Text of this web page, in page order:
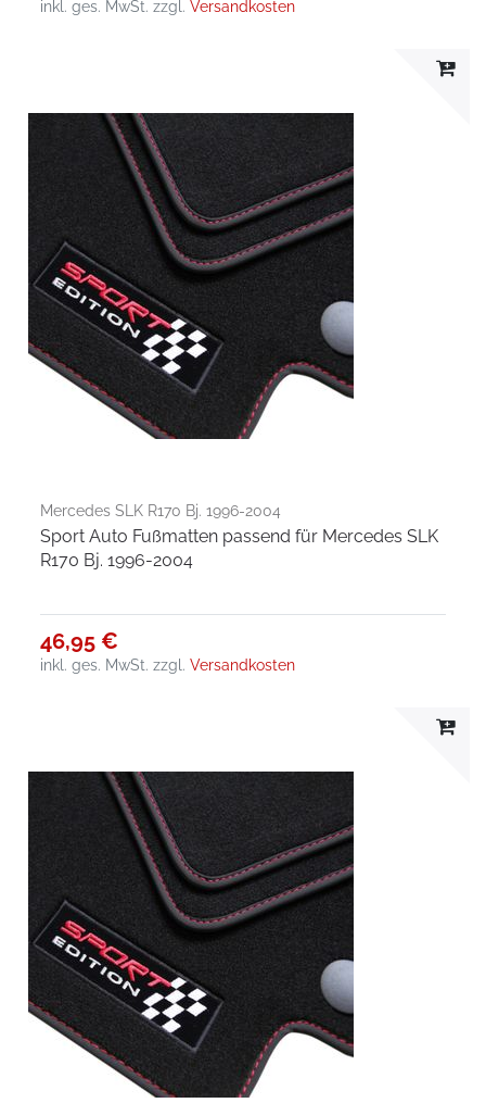
inkl. ges. MwSt. zzgl.Versandkosten
Mercedes SLK R170 Bj. 1996-2004
Sport Auto Fußmatten passend für Mercedes SLK
R170 Bj. 1996-2004
46,95 €
inkl. ges. MwSt. zzgl.Versandkosten